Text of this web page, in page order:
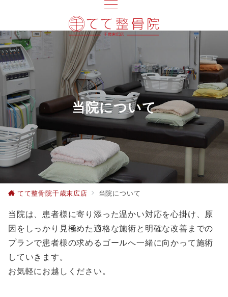
当院について
てて整骨院千歳末広店 当院について
当院は、患者様に寄り添った温かい対応を心掛け、原
因をしっかり見極めた適格な施術と明確な改善までの
プランで患者様の求めるゴールへ一緒に向かって施術
していきます。
お気軽にお越しください。